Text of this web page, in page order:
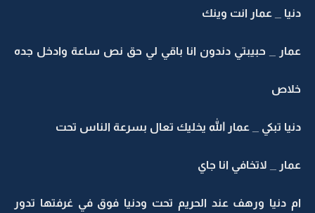
دنيا _ عمار انت وينك
عمار _ حبيبتي دندون انا باقي لي حق نص ساعة وادخل جده
خلاص
دنيا تبكي _ عمار الله يخليك تعال بسرعة الناس تحت
عمار _ لاتخافي انا جاي
ام دنيا ورهف عند الحريم تحت ودنيا فوق في غرفتها تدور